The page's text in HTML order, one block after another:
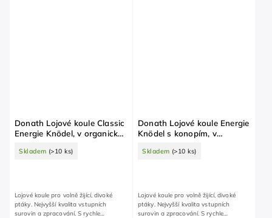
Donath Lojové koule Classic
Energie Knödel, v organické
Skladem (>10 ks)
Lojové koule pro volně žijící, divoké
ptáky. Nejvyšší kvalita vstupních
surovin a zpracování. S rychle
Donath Lojové koule Energie
Knödel s konopím, v
Skladem (>10 ks)
Lojové koule pro volně žijící, divoké
ptáky. Nejvyšší kvalita vstupních
surovin a zpracování. S rychle